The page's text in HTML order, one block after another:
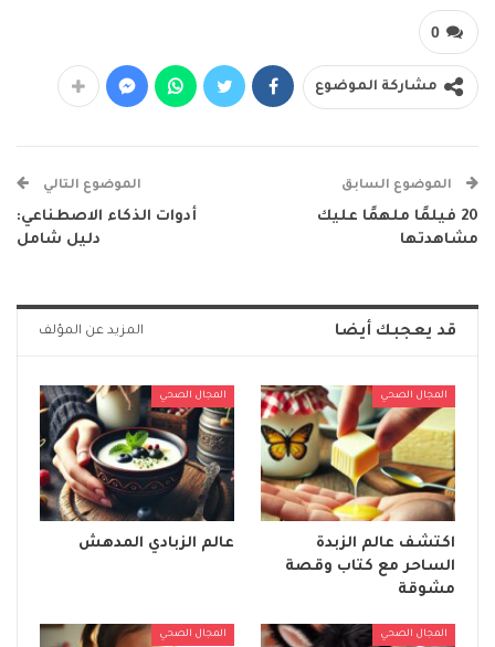
0
مشاركة الموضوع
الموضوع السابق
20 فيلمًا ملهمًا عليك
مشاهدتها
الموضوع التالي
أدوات الذكاء الاصطناعي:
دليل شامل
قد يعجبك أيضا المزيد عن المؤلف
المجال الصحي
اكتشف عالم الزبدة
الساحر مع كتاب وقصة
مشوقة
المجال الصحي
عالم الزبادي المدهش
المجال الصحي المجال الصحي